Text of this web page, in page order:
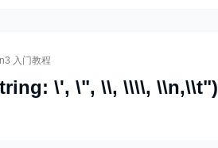
入门教程
\', \", \\, \\\\, \\n,\\t")